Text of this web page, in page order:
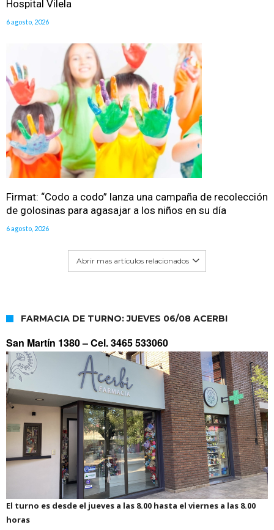
Hospital Vilela
6 agosto, 2026
Firmat: “Codo a codo” lanza una campaña de recolección
de golosinas para agasajar a los niños en su día
6 agosto, 2026
Abrir mas artículos relacionados
FARMACIA DE TURNO: JUEVES 06/08 ACERBI
San Martín 1380 –Cel. 3465 533060
El turno es desde el jueves a las 8.00 hasta el viernes a las 8.00
horas